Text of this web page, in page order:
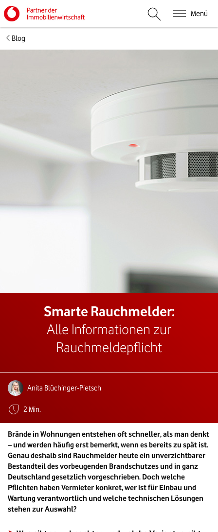
Menü
Suche öffnen
Blog
Smarte Rauchmelder:
Alle Informationen zur
Rauchmeldepflicht
Autoren:Anita Blüchinger-Pietsch
Geschätzte Lesezeit:
2 Min.
Brände in Wohnungen entstehen oft schneller, als man denkt
– und werden häufig erst bemerkt, wenn es bereits zu spät ist.
Genau deshalb sind Rauchmelder heute ein unverzichtbarer
Bestandteil des vorbeugenden Brandschutzes und in ganz
Deutschland gesetzlich vorgeschrieben. Doch welche
Pflichten haben Vermieter konkret, wer ist für Einbau und
Wartung verantwortlich und welche technischen Lösungen
stehen zur Auswahl?